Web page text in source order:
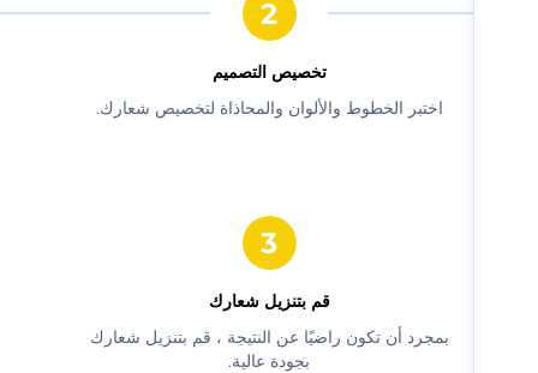
‫تخصيص التصميم‬
‫اختبر الخطوط والألوان والمحاذاة لتخصيص شعارك.‬
‫قم بتنزيل شعارك‬
‫بمجرد أن تكون راضيًا عن النتيجة ، قم بتنزيل شعارك
بجودة عالية.‬